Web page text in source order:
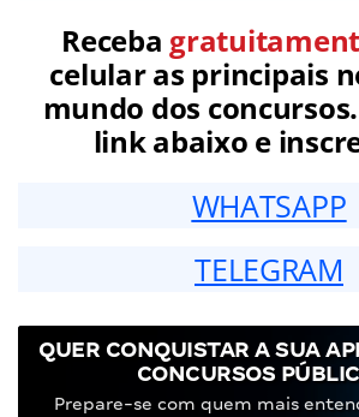
Receba
celular as principais
mundo dos
link abaixo e
WHATSAPP
TELEGRAM
QUER CONQUISTAR A SUA
CONCURSOS
Prepare-se com quem mais